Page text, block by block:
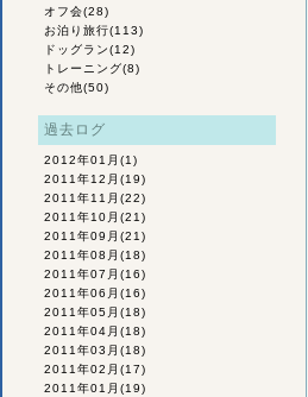
オフ会(28)
お泊り旅行(113)
ドッグラン(12)
トレーニング(8)
その他(50)
過去ログ
2012年01月 (1)
2011年12月 (19)
2011年11月 (22)
2011年10月 (21)
2011年09月 (21)
2011年08月 (18)
2011年07月 (16)
2011年06月 (16)
2011年05月 (18)
2011年04月 (18)
2011年03月 (18)
2011年02月 (17)
2011年01月 (19)